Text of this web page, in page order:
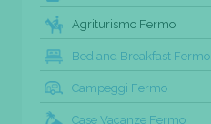
Agriturismo Fermo
Bed and Breakfast Fermo
Campeggi Fermo
Case Vacanze Fermo